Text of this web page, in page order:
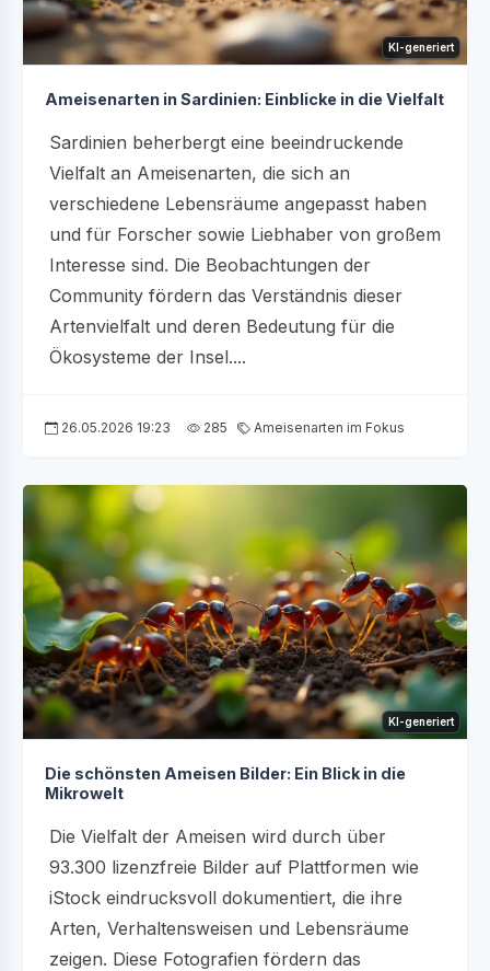
KI-generiert
Ameisenarten in Sardinien: Einblicke in die Vielfalt
Sardinien beherbergt eine beeindruckende
Vielfalt an Ameisenarten, die sich an
verschiedene Lebensräume angepasst haben
und für Forscher sowie Liebhaber von großem
Interesse sind. Die Beobachtungen der
Community fördern das Verständnis dieser
Artenvielfalt und deren Bedeutung für die
Ökosysteme der Insel....
26.05.2026 19:23 285 Ameisenarten im Fokus
KI-generiert
Die schönsten Ameisen Bilder: Ein Blick in die
Mikrowelt
Die Vielfalt der Ameisen wird durch über
93.300 lizenzfreie Bilder auf Plattformen wie
iStock eindrucksvoll dokumentiert, die ihre
Arten, Verhaltensweisen und Lebensräume
zeigen. Diese Fotografien fördern das